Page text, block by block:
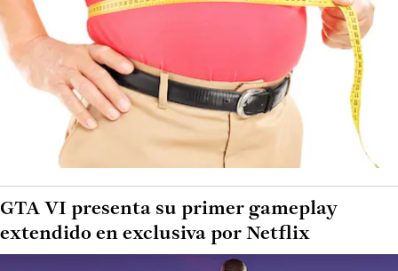
GTA VI presenta su primer gameplay
extendido en exclusiva por Netflix